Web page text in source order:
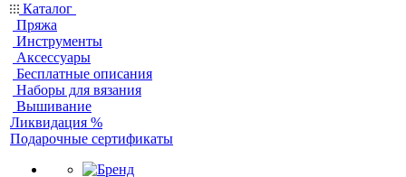
Каталог
Пряжа
Инструменты
Аксессуары
Бесплатные описания
Наборы для вязания
Вышивание
Ликвидация %
Подарочные сертификаты